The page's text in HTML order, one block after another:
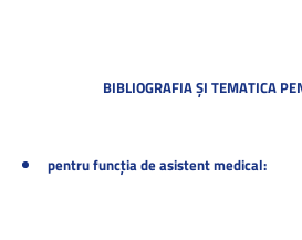
BIBLIOGRAFIA ȘI TEMATICA
pentru funcția de asistent medical: